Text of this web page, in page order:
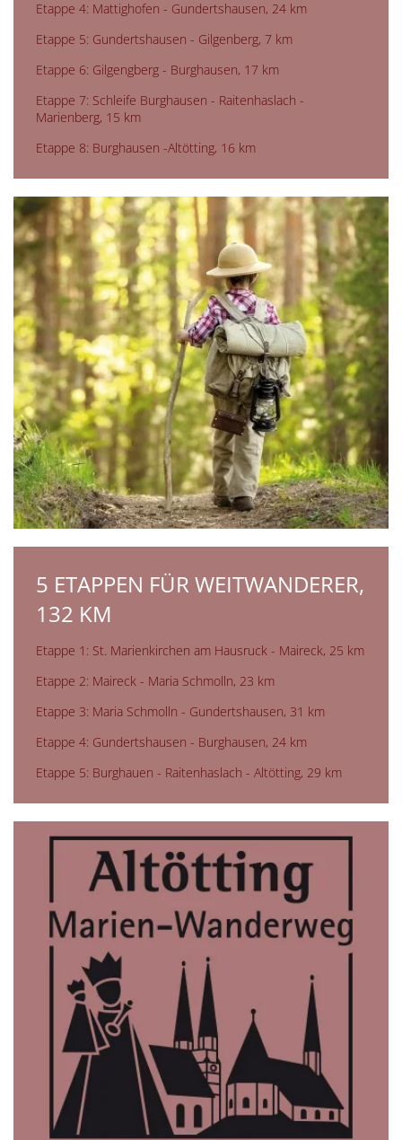
Etappe 4: Mattighofen - Gundertshausen, 24 km
Etappe 5: Gundertshausen - Gilgenberg, 7 km
Etappe 6: Gilgengberg - Burghausen, 17 km
Etappe 7: Schleife Burghausen - Raitenhaslach -
Marienberg, 15 km
Etappe 8: Burghausen -Altötting, 16 km
5 ETAPPEN FÜR WEITWANDERER,
132 KM
Etappe 1: St. Marienkirchen am Hausruck - Maireck, 25 km
Etappe 2: Maireck - Maria Schmolln, 23 km
Etappe 3: Maria Schmolln - Gundertshausen, 31 km
Etappe 4: Gundertshausen - Burghausen, 24 km
Etappe 5: Burghauen - Raitenhaslach - Altötting, 29 km